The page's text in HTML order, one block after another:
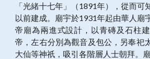
「光緒十七年」（1891年），從而可
以前建成。廟宇於1931年起由華人廟
帝廟為兩進式設計，以青磚及石柱
帝，左右分別為觀音及包公，另奉祀
大仙等神祇，吸引各階層人士朝拜。